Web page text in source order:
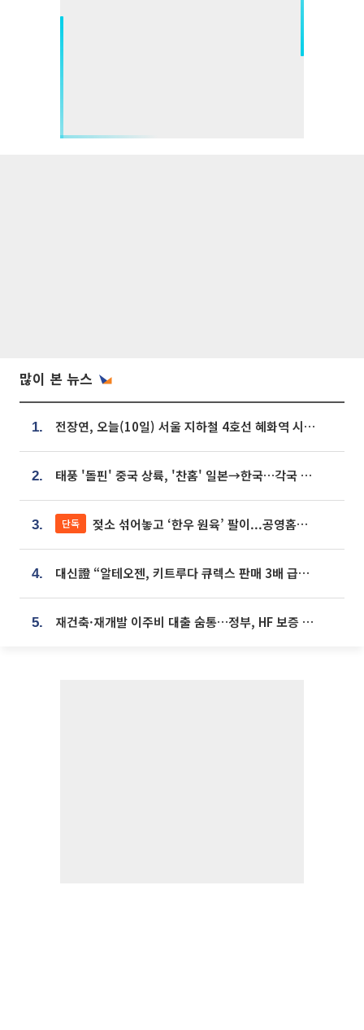
많이 본 뉴스
1. 전장연, 오늘(10일) 서울 지하철 4호선 혜화역 시위…1호선 용산역 무정차
2. 태풍 '돌핀' 중국 상륙, '찬홈' 일본→한국…각국 기상청 예상 경로는?
3. 단독 젖소 섞어놓고 ‘한우 원육’ 팔이...공영홈쇼핑 표기·검증 구멍
4. 대신證 “알테오젠, 키트루다 큐렉스 판매 3배 급증…목표가 41만원 상향”
5. 재건축·재개발 이주비 대출 숨통…정부, HF 보증 신설 추진